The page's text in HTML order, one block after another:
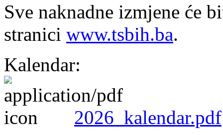
Sve naknadne izmjene će
stranici www.tsbih.ba.
Kalendar:
2026_kalendar.pdf